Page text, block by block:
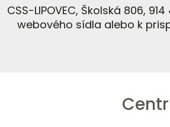
CSS-LIPOVEC, Školská 806,
webového sídla alebo k